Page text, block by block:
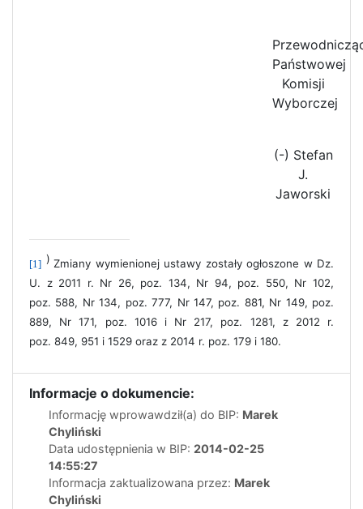
Państwowej
Komisji
Wyborczej
(-) Stefan
J.
Jaworski
[1] ) Zmiany wymienionej ustawy zostały ogłoszone w Dz.
U. z 2011 r. Nr 26, poz. 134, Nr 94, poz. 550, Nr 102,
poz. 588, Nr 134, poz. 777, Nr 147, poz. 881, Nr 149, poz.
889, Nr 171, poz. 1016 i Nr 217, poz. 1281, z 2012 r.
poz. 849, 951 i 1529 oraz z 2014 r. poz. 179 i 180.
Informacje o dokumencie:
Informację wprowawdził(a) do BIP: Marek
Chyliński
Data udostępnienia w BIP: 2014-02-25
14:55:27
Informacja zaktualizowana przez: Marek
Chyliński